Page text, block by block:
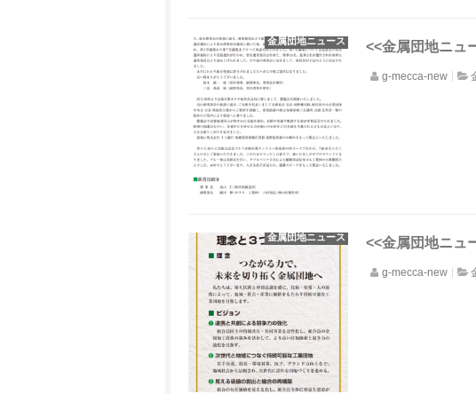
金属団地ニュース <<金属団地ニュ
g-mecca-new
金属団地ニュース <<金属団地ニュ
g-mecca-new